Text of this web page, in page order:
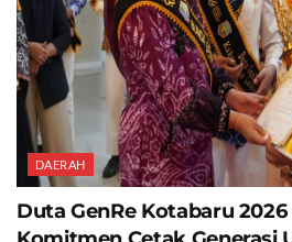
DAERAH
Duta GenRe Kotabaru